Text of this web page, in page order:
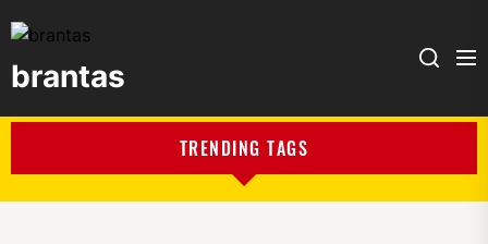
brantas
TRENDING TAGS